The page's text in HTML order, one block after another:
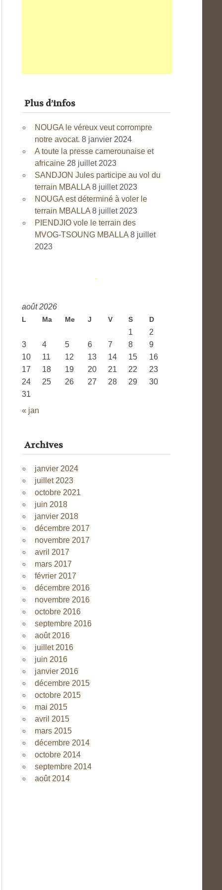
Plus d’infos
NOUGA le véreux veut corrompre
notre avocat. 8 janvier 2024
A toute la presse camerounaise et
africaine 28 juillet 2023
SANDJON Jules participe au vol du
terrain MBALLA 8 juillet 2023
NOUGA est déterminé à voler le
terrain MBALLA 8 juillet 2023
PIENDJIO vole le terrain des
MVOG-TSOUNG MBALLA 8 juillet
2023
août 2026
L Ma Me J V S D
« jan
1
2
3
4 5 6 7 8
9
10
11 12 13 14 15
16
17
18 19 20 21 22
23
24
25 26 27 28 29
30
31
Archives
janvier 2024
juillet 2023
octobre 2021
juin 2018
janvier 2018
décembre 2017
novembre 2017
avril 2017
mars 2017
février 2017
décembre 2016
novembre 2016
octobre 2016
septembre 2016
août 2016
juillet 2016
juin 2016
janvier 2016
décembre 2015
octobre 2015
mai 2015
avril 2015
mars 2015
décembre 2014
octobre 2014
septembre 2014
août 2014